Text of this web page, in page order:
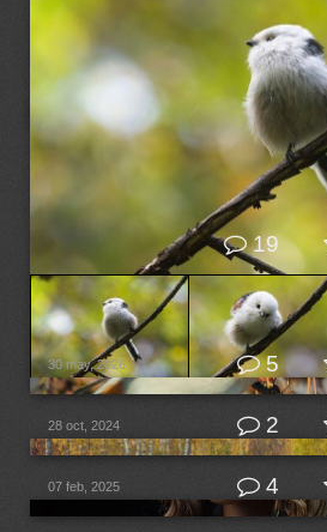
19
30 may, 2026 5
28 oct, 2024 2
07 feb, 2025 4